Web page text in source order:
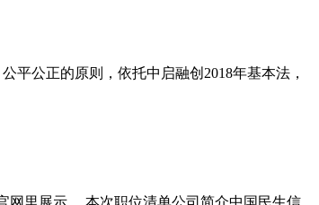
平公正的原则，依托中启融创2018年基本法，